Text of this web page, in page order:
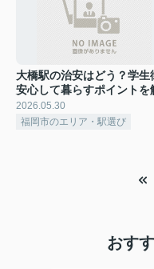
大橋駅の治安はどう？学生
安心して暮らすポイントを
2026.05.30
福岡市のエリア・駅選び
おす